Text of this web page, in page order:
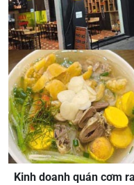
Kinh doanh quán cơm